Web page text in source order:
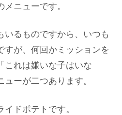
ニューです。
いるものですから、いつも
すが、何回かミッションを
これは嫌いな子はいな
ーが二つあります。
ドポテトです。